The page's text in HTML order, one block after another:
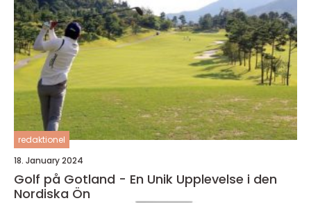
redaktionel
18. January 2024
Golf på Gotland - En Unik Upplevelse i den
Nordiska Ön